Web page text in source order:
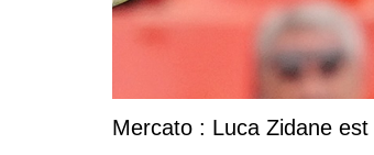
Mercato : Luca Zidane